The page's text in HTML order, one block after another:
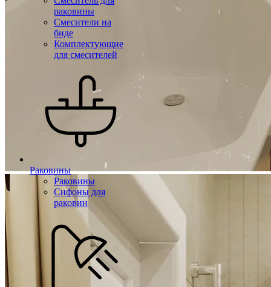
раковины
Смесители на
биде
Комплектующие
для смесителей
Раковины
Раковины
Сифоны для
раковин